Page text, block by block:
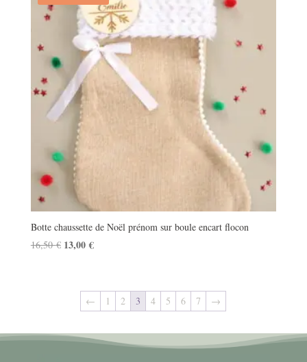
Botte chaussette de Noël prénom sur boule encart flocon
16,50€ Le
était :
16,50 €.
13,00€Le
est :
13,00 €.
← 1 2 3 4 5 6 7 →